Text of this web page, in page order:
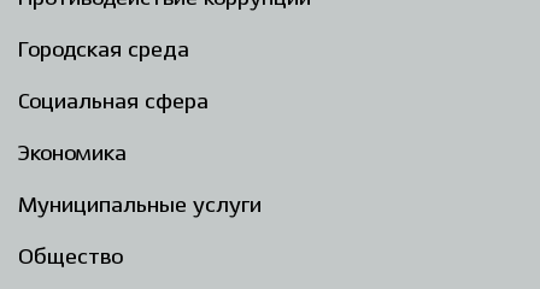
Городская среда
Социальная сфера
Экономика
Муниципальные услуги
Общество